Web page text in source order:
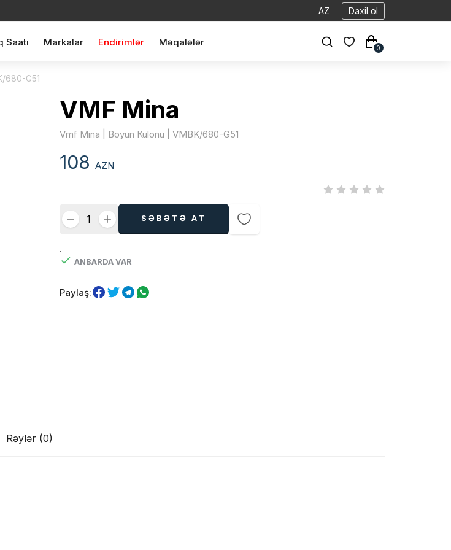
AZ Daxil ol
Saatı Markalar Endirimlər Məqalələr
0
680-G51
VMF Mina
Vmf Mina | Boyun Kulonu | VMBK/680-G51
108 AZN
SƏBƏTƏ AT
.
ANBARDA VAR
Paylaş:
Rəylər (0)